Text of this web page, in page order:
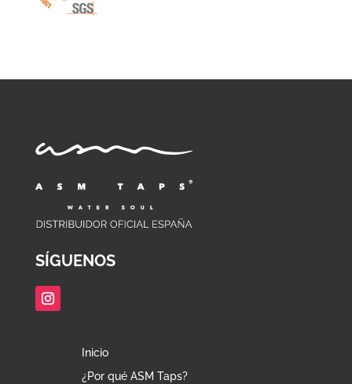
SÍGUENOS
Inicio
¿Por qué ASM Taps?